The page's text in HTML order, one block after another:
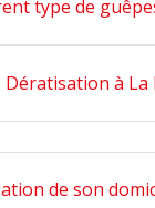
type de
Dératisation à La
de son